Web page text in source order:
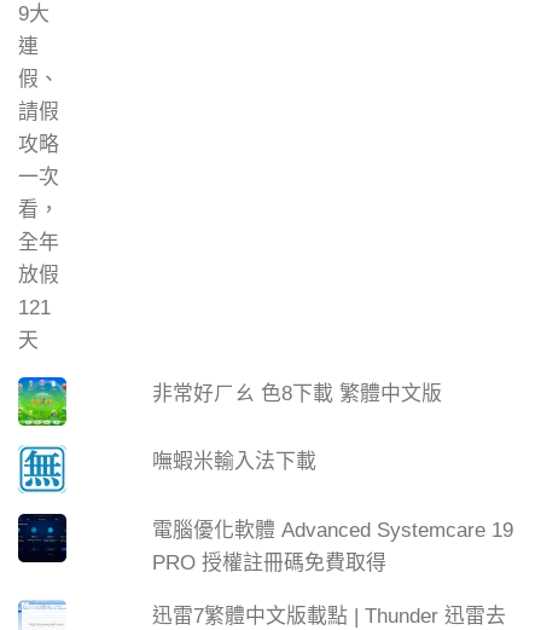
非常好ㄏㄠ 色8下載 繁體中文版
嘸蝦米輸入法下載
電腦優化軟體 Advanced Systemcare 19
PRO 授權註冊碼免費取得
迅雷7繁體中文版載點 | Thunder 迅雷去